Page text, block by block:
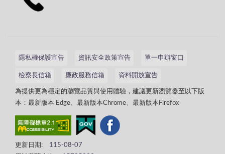
隱私權保護宣告 資訊安全政策宣告 單一申辦窗口
檢察長信箱 廉政服務信箱 資料開放宣告
為提供更為穩定的瀏覽品質與使用體驗，建議更新瀏覽器至以下版
本：最新版本 Edge、最新版本Chrome、最新版本Firefox
更新日期:
115-08-07